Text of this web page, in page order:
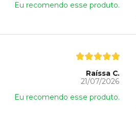
Eu recomendo esse produto.
Raíssa C.
21/07/2026
Eu recomendo esse produto.